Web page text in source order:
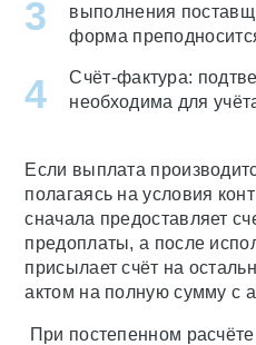
выполнения
форма
Счёт-фактура:
необходима для
Если выплата
полагаясь на условия
сначала предоставляет
предоплаты, а после
присылает счёт на
актом на полную сумму с
При постепенном